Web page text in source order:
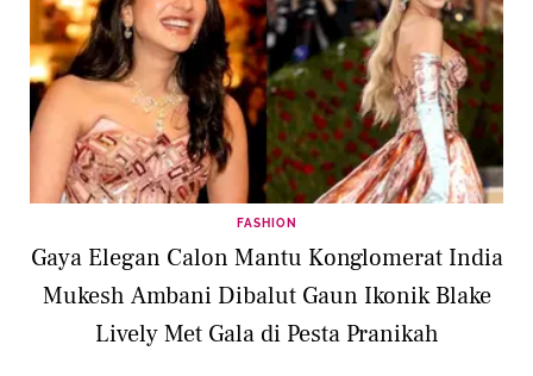
FASHION
Gaya Elegan Calon Mantu Konglomerat India
Mukesh Ambani Dibalut Gaun Ikonik Blake
Lively Met Gala di Pesta Pranikah